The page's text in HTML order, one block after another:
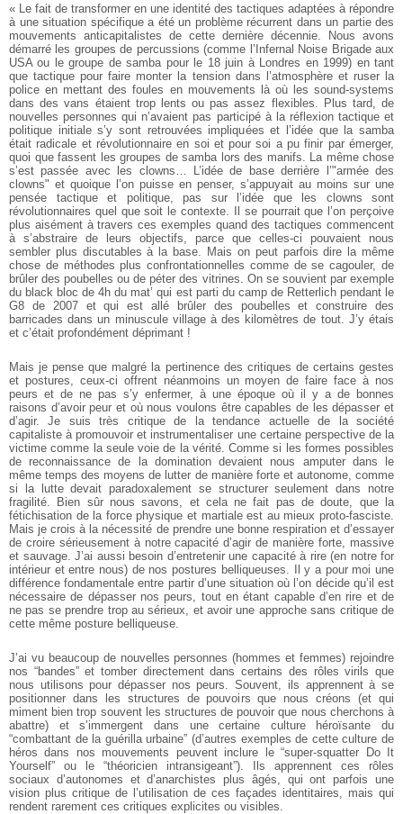
« Le fait de transformer en une identité des tactiques adaptées à répondre
à une situation spécifique a été un problème récurrent dans un partie des
mouvements anticapitalistes de cette dernière décennie. Nous avons
démarré les groupes de percussions (comme l’Infernal Noise Brigade aux
USA ou le groupe de samba pour le 18 juin à Londres en 1999) en tant
que tactique pour faire monter la tension dans l’atmosphère et ruser la
police en mettant des foules en mouvements là où les sound-systems
dans des vans étaient trop lents ou pas assez flexibles. Plus tard, de
nouvelles personnes qui n’avaient pas participé à la réflexion tactique et
politique initiale s’y sont retrouvées impliquées et l’idée que la samba
était radicale et révolutionnaire en soi et pour soi a pu finir par émerger,
quoi que fassent les groupes de samba lors des manifs. La même chose
s’est passée avec les clowns… L’idée de base derrière l’"armée des
clowns" et quoique l’on puisse en penser, s’appuyait au moins sur une
pensée tactique et politique, pas sur l’idée que les clowns sont
révolutionnaires quel que soit le contexte. Il se pourrait que l’on perçoive
plus aisément à travers ces exemples quand des tactiques commencent
à s’abstraire de leurs objectifs, parce que celles-ci pouvaient nous
sembler plus discutables à la base. Mais on peut parfois dire la même
chose de méthodes plus confrontationnelles comme de se cagouler, de
brûler des poubelles ou de péter des vitrines. On se souvient par exemple
du black bloc de 4h du mat’ qui est parti du camp de Retterlich pendant le
G8 de 2007 et qui est allé brûler des poubelles et construire des
barricades dans un minuscule village à des kilomètres de tout. J’y étais
et c’était profondément déprimant !
Mais je pense que malgré la pertinence des critiques de certains gestes
et postures, ceux-ci offrent néanmoins un moyen de faire face à nos
peurs et de ne pas s’y enfermer, à une époque où il y a de bonnes
raisons d’avoir peur et où nous voulons être capables de les dépasser et
d’agir. Je suis très critique de la tendance actuelle de la société
capitaliste à promouvoir et instrumentaliser une certaine perspective de la
victime comme la seule voie de la vérité. Comme si les formes possibles
de reconnaissance de la domination devaient nous amputer dans le
même temps des moyens de lutter de manière forte et autonome, comme
si la lutte devait paradoxalement se structurer seulement dans notre
fragilité. Bien sûr nous savons, et cela ne fait pas de doute, que la
fétichisation de la force physique et martiale est au mieux proto-fasciste.
Mais je crois à la nécessité de prendre une bonne respiration et d’essayer
de croire sérieusement à notre capacité d’agir de manière forte, massive
et sauvage. J’ai aussi besoin d’entretenir une capacité à rire (en notre for
intérieur et entre nous) de nos postures belliqueuses. Il y a pour moi une
différence fondamentale entre partir d’une situation où l’on décide qu’il est
nécessaire de dépasser nos peurs, tout en étant capable d’en rire et de
ne pas se prendre trop au sérieux, et avoir une approche sans critique de
cette même posture belliqueuse.
J’ai vu beaucoup de nouvelles personnes (hommes et femmes) rejoindre
nos “bandes” et tomber directement dans certains des rôles virils que
nous utilisons pour dépasser nos peurs. Souvent, ils apprennent à se
positionner dans les structures de pouvoirs que nous créons (et qui
miment bien trop souvent les structures de pouvoir que nous cherchons à
abattre) et s’immergent dans une certaine culture héroïsante du
“combattant de la guérilla urbaine” (d’autres exemples de cette culture de
héros dans nos mouvements peuvent inclure le “super-squatter Do It
Yourself” ou le “théoricien intransigeant”). Ils apprennent ces rôles
sociaux d’autonomes et d’anarchistes plus âgés, qui ont parfois une
vision plus critique de l’utilisation de ces façades identitaires, mais qui
rendent rarement ces critiques explicites ou visibles.